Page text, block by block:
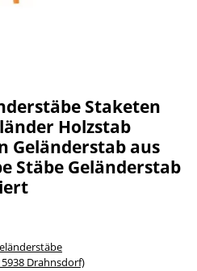
Staketen
Holzstab
Geländerstab aus
Stäbe Geländerstab
Drahnsdorf)